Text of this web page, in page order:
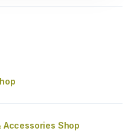
Accessories Shop